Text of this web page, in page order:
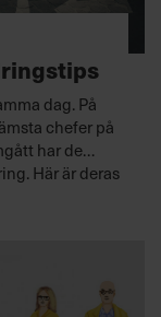
dag. På
chefer på
har de
Här är deras